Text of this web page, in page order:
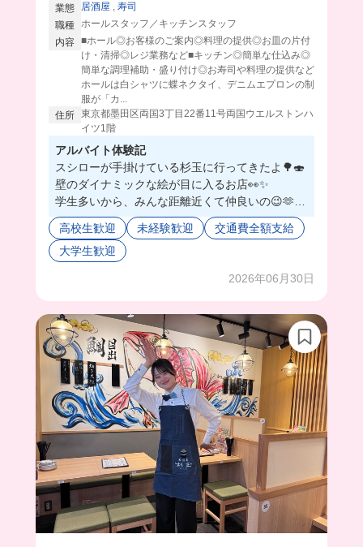
業態 居酒屋 , 寿司
職種 ホールスタッフ／キッチンスタッフ
内容 ■ホール◎お客様のご案内◎料理の提供◎お皿の片付
け・清掃◎レジ業務など■キッチン◎簡単な仕込み◎
簡単な調理補助・盛り付け◎お寿司や料理の提供など
ホールは白シャツに蝶ネクタイ、デニムエプロンの制
服が「カ...
住所 東京都墨田区両国3丁目22番11号両国ウエルストンハ
イツ1階
アルバイト体験記
スシローが手掛けている杉玉に行ってきたよ🌳🍣
壁のダイナミックな絵が目に入るお店👀✨
学生多いから、みんな距離近くて仲良いの😉🫶
さすが有名店なだけあって、どれも新鮮なものを
取り扱ってて、賄いがまぁこりゃ美味い😳💕
今回は天丼を食べたんだけど、揚げたてサックサ
海鮮丼やお寿司も選べるみたいで、毎回豪華で目
高校生歓迎 未経験歓迎
交通費全額支給
大学生歓迎
2026年06月30日